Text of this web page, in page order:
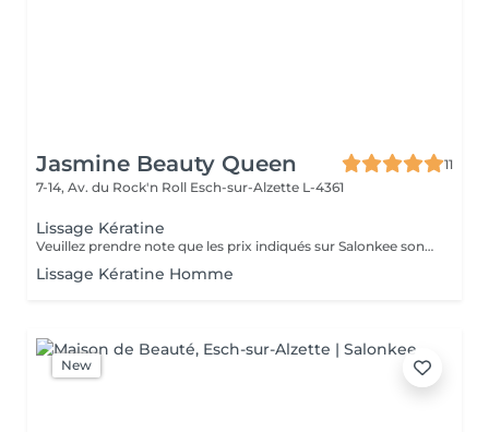
Jasmine Beauty Queen
11
7-14, Av. du Rock'n Roll Esch-sur-Alzette L-4361
Lissage Kératine
Veuillez prendre note que les prix indiqués sur Salonkee sont communiqués à titre informatif et s'entendent de base. Ces derniers sont susceptibles de varier selon le diagnostic réalisé à votre arrivée au salon et l'expertise du professionnel à qui vous confiez votre beauté. Dans tous les cas, un devis précis vous sera proposé et toutes réalisations de prestations seront effectuées avec votre accord. Un grand merci d'avance pour votre compréhension. Au plaisir de vous recevoir très vite.
Lissage Kératine Homme
New